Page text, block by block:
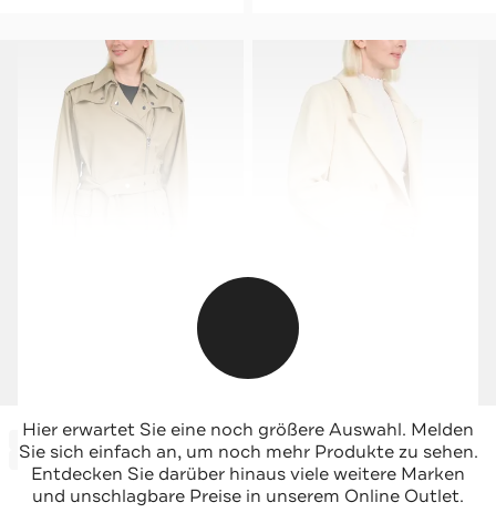
IVY OAK
Trenchcoat 'Ciara' hellbraun
-78%*
Sale
Jetzt shoppen
IVY OAK
Wollmix-Mantel 'Clemence' creme
-66%*
Sale
Jetzt shoppen
Hier erwartet Sie eine noch größere Auswahl. Melden
Sie sich einfach an, um noch mehr Produkte zu sehen.
Entdecken Sie darüber hinaus viele weitere Marken
und unschlagbare Preise in unserem Online Outlet.